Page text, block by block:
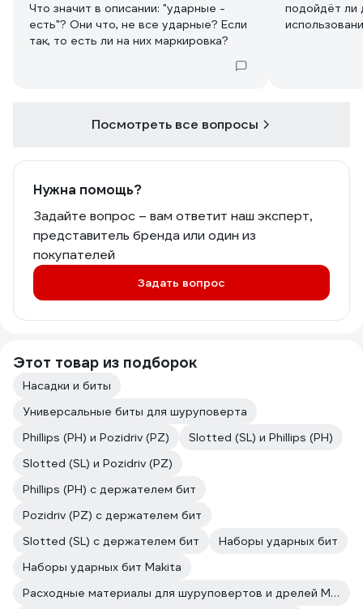
Что значит в описании: "ударные -
есть"? Они что, не все ударные? Если
так, то есть ли на них маркировка?
подойдёт ли
Посмотреть все вопросы
Нужна помощь?
Задайте вопрос – вам ответит наш эксперт,
представитель бренда или один из
покупателей
Задать вопрос
Этот товар из подборок
Насадки и биты
Универсальные биты для шуруповерта
Phillips (PH) и Pozidriv (PZ)
Slotted (SL) и Phillips (PH)
Slotted (SL) и Pozidriv (PZ)
Phillips (PH) с держателем бит
Pozidriv (PZ) с держателем бит
Slotted (SL) с держателем бит
Наборы ударных бит
Наборы ударных бит Makita
Расходные материалы для шуруповертов и дрелей Makita